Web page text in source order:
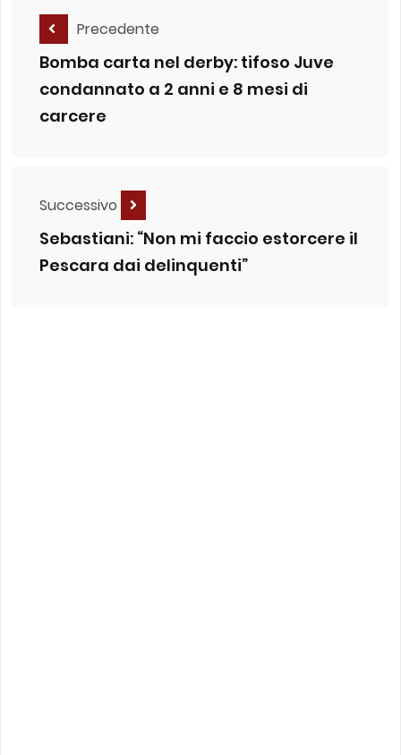
Precedente
Bomba carta nel derby: tifoso Juve
condannato a 2 anni e 8 mesi di
carcere
Successivo
Sebastiani: “Non mi faccio estorcere il
Pescara dai delinquenti”